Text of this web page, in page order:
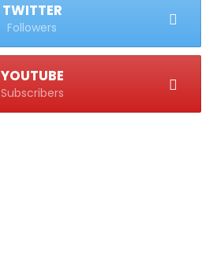
TWITTER
Followers
YOUTUBE
Subscribers